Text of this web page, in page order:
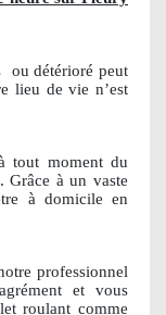
ou détérioré peut
lieu de vie n’est
tout moment du
à un vaste
à domicile en
professionnel
et vous
roulant comme